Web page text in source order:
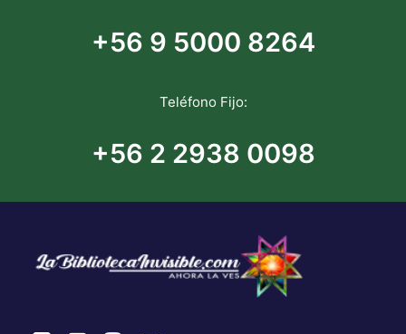
+56 9 5000 8264
Teléfono Fijo:
+56 2 2938 0098